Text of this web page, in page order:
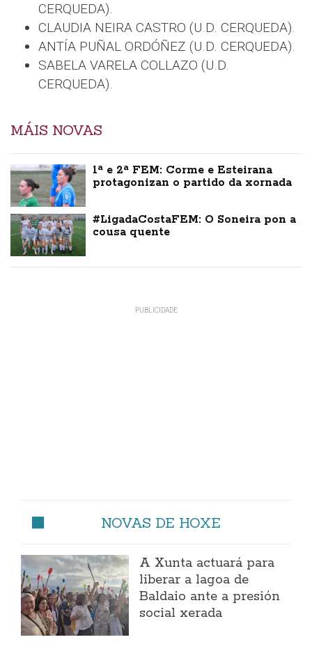
CERQUEDA).
CLAUDIA NEIRA CASTRO (U.D. CERQUEDA).
ANTÍA PUÑAL ORDÓÑEZ (U.D. CERQUEDA).
SABELA VARELA COLLAZO (U.D.
CERQUEDA).
MÁIS NOVAS
1ª e 2ª FEM: Corme e Esteirana
protagonizan o partido da xornada
#LigadaCostaFEM: O Soneira pon a
cousa quente
NOVAS DE HOXE
A Xunta actuará para
liberar a lagoa de
Baldaio ante a presión
social xerada